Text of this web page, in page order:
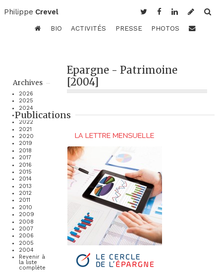
Philippe Crevel
BIO ACTIVITÉS PRESSE PHOTOS
Archives
2026
2025
2024
2023
2022
2021
2020
2019
2018
2017
2016
2015
2014
2013
2012
2011
2010
2009
2008
2007
2006
2005
2004
Revenir à
la liste
complète
Epargne - Patrimoine
[2004]
Publications